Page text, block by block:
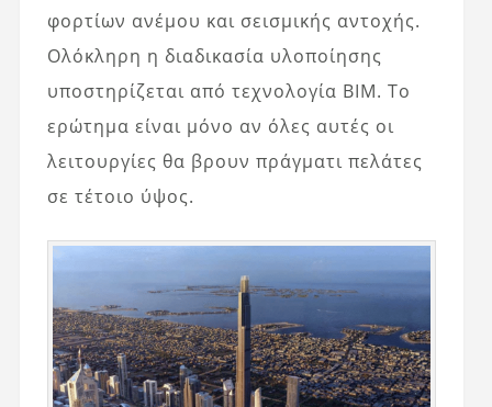
φορτίων ανέμου και σεισμικής αντοχής.
Ολόκληρη η διαδικασία υλοποίησης
υποστηρίζεται από τεχνολογία BIM. Το
ερώτημα είναι μόνο αν όλες αυτές οι
λειτουργίες θα βρουν πράγματι πελάτες
σε τέτοιο ύψος.